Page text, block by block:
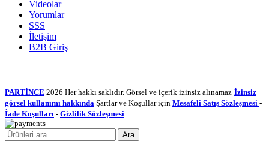
Videolar
Yorumlar
SSS
İletişim
B2B Giriş
PARTİNCE 2026 Her hakkı saklıdır. Görsel ve içerik izinsiz alınamaz İzinsiz
görsel kullanımı hakkında Şartlar ve Koşullar için Mesafeli Satış Sözleşmesi -
İade Koşulları - Gizlilik Sözleşmesi
Ara